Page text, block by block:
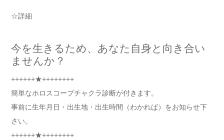
☆詳細
今を生きるため、あなた自身と向き合い
ませんか？
++++++★++++++++
簡単なホロスコープチャクラ診断が付きます。
事前に生年月日・出生地・出生時間（わかれば）をお知らせ下
さい。
++++++★++++++++